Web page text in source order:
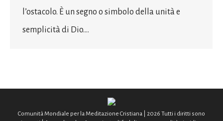
l’ostacolo. È un segno o simbolo della unità e
semplicità di Dio.…
Comunità Mondiale per la Meditazione Cristiana | 2026 Tutti i diritti sono